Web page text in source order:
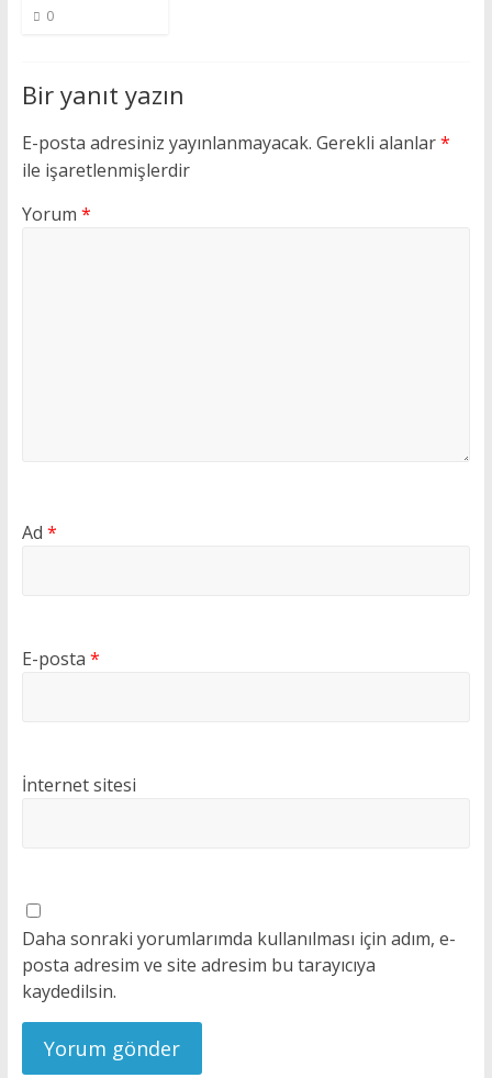
0
Bir yanıt yazın
E-posta adresiniz yayınlanmayacak. Gerekli alanlar*
ile işaretlenmişlerdir
Yorum *
Ad *
E-posta *
İnternet sitesi
Daha sonraki yorumlarımda kullanılması için adım, e-
posta adresim ve site adresim bu tarayıcıya
kaydedilsin.